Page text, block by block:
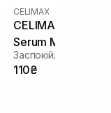
CELIMAX
CELIMAX The
Serum Mask 1 шт
110₴